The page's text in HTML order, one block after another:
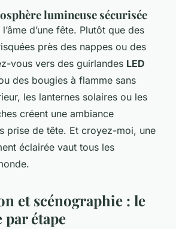
lumineuse sécurisée
d’une fête. Plutôt que des
près des nappes ou des
vous vers des guirlandes LED
des bougies à flamme sans
les lanternes solaires ou les
créent une ambiance
prise de tête. Et croyez-moi, une
éclairée vaut tous les
et scénographie : le
par étape